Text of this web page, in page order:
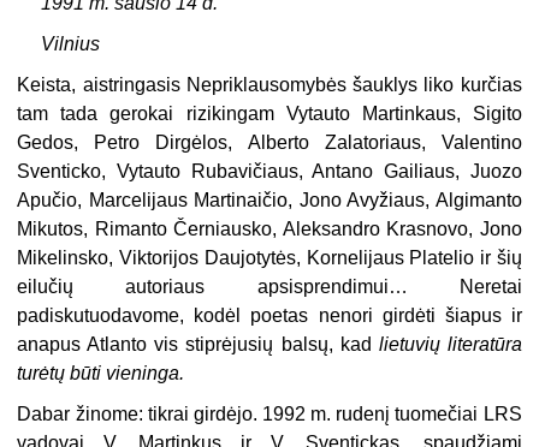
Vilnius
Keista, aistringasis Nepriklausomybės šauklys liko kurčias
tam tada gerokai rizikingam Vytauto Martinkaus, Sigito
Gedos, Petro Dirgėlos, Alberto Zalatoriaus, Valentino
Sventicko, Vytauto Rubavičiaus, Antano Gailiaus, Juozo
Apučio, Marcelijaus Martinaičio, Jono Avyžiaus, Algimanto
Mikutos, Rimanto Černiausko, Aleksandro Krasnovo, Jono
Mikelinsko, Viktorijos Daujotytės, Kornelijaus Platelio ir šių
eilučių autoriaus apsisprendimui… Neretai
padiskutuodavome, kodėl poetas nenori girdėti šiapus ir
anapus Atlanto vis stiprėjusių balsų, kad lietuvių literatūra
turėtų būti vieninga.
Dabar žinome: tikrai girdėjo. 1992 m. rudenį tuomečiai LRS